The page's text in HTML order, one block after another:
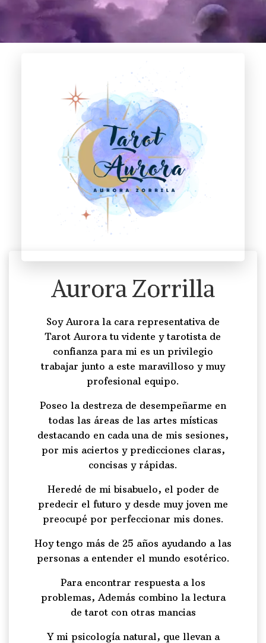
Aurora Zorrilla
Soy Aurora la cara representativa de
Tarot Aurora tu vidente y tarotista de
confianza para mi es un privilegio
trabajar junto a este maravilloso y muy
profesional equipo.
Poseo la destreza de desempeñarme en
todas las áreas de las artes místicas
destacando en cada una de mis sesiones,
por mis aciertos y predicciones claras,
concisas y rápidas.
Heredé de mi bisabuelo, el poder de
predecir el futuro y desde muy joven me
preocupé por perfeccionar mis dones.
Hoy tengo más de 25 años ayudando a las
personas a entender el mundo esotérico.
Para encontrar respuesta a los
problemas, Además combino la lectura
de tarot con otras mancias
Y mi psicología natural, que llevan a